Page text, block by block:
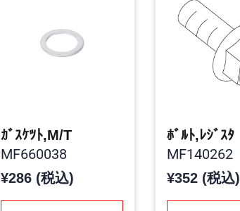
ｶﾞｽｹﾂﾄ,M/T
MF660038
¥286 (税込)
ﾎﾞﾙﾄ,ﾚｼﾞｽﾀ
MF140262
¥352 (税込)